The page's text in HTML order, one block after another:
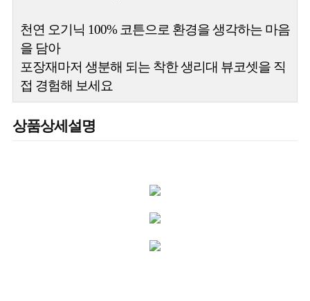
천연 오기닉 100% 코튼으로 환경을 생각하는 마음
을 담아
포장재마저 생분해 되는 착한 생리대 뷰코셋을 직
접 경험해 보세요
상품상세설명